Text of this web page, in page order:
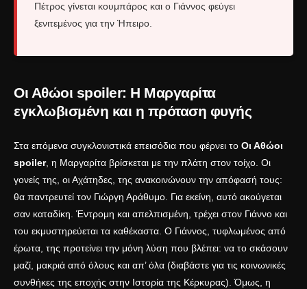
Πέτρος γίνεται κουμπάρος και ο Γιάννος φεύγει
ξενιτεμένος για την Ήπειρο.
Οι Αθώοι spoiler: Η Μαργαρίτα
εγκλωβισμένη και η πρόταση φυγής
Στα επόμενα συγκλονιστικά επεισόδια που φέρνει το Οι Αθώοι
spoiler, η Μαργαρίτα βρίσκεται με την πλάτη στον τοίχο. Οι
γονείς της, οι Αχάτηδες, της ανακοινώνουν την απόφασή τους:
θα παντρευτεί τον Γιώργη Αράθυμο. Για εκείνη, αυτό ακούγεται
σαν καταδίκη. Έντρομη και απελπισμένη, τρέχει στον Γιάννο και
του εκμυστηρεύεται τα καθέκαστα. Ο Γιάννος, τυφλωμένος από
έρωτα, της προτείνει την μόνη λύση που βλέπει: να το σκάσουν
μαζί, μακριά από όλους και απ’ όλα (διαβάστε για τις κοινωνικές
συνθήκες της εποχής στην Ιστορία της Κέρκυρας). Όμως, η